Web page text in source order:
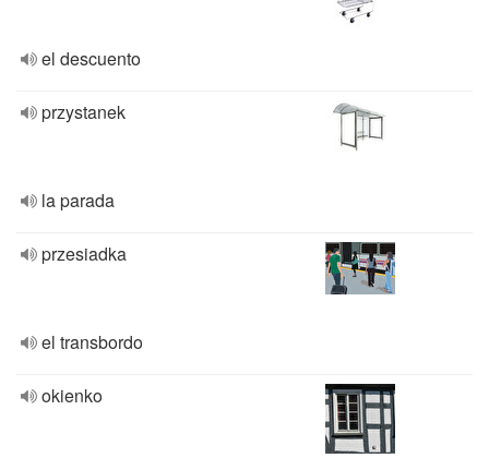
el descuento
przystanek
la parada
przesiadka
el transbordo
okienko